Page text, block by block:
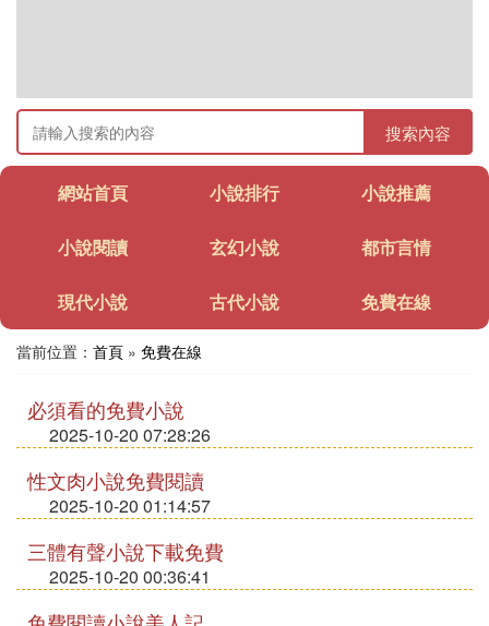
搜索內容
網站首頁 小說排行 小說推薦
小說閱讀 玄幻小說 都市言情
現代小說 古代小說 免費在線
當前位置： 首頁 » 免費在線
必須看的免費小說
2025-10-20 07:28:26
性文肉小說免費閱讀
2025-10-20 01:14:57
三體有聲小說下載免費
2025-10-20 00:36:41